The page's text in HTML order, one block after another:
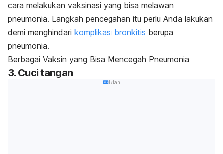
cara melakukan vaksinasi yang bisa melawan
pneumonia. Langkah pencegahan itu perlu Anda lakukan
demi menghindari komplikasi bronkitis berupa
pneumonia.
Berbagai Vaksin yang Bisa Mencegah Pneumonia
3. Cuci tangan
Iklan